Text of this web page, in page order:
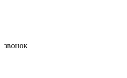
звонок